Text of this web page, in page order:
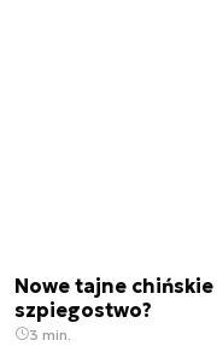
Nowe tajne
szpiegostwo?
3 min.